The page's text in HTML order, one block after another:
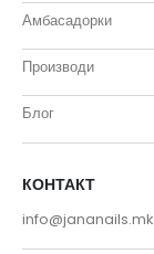
Амбасадорки
Производи
Блог
КОНТАКТ
info@jananails.mk